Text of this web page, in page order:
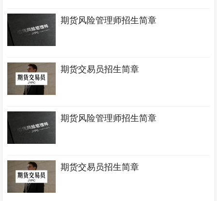
期货风险管理师招生简章
期货交易员招生简章
期货风险管理师招生简章
期货交易员招生简章